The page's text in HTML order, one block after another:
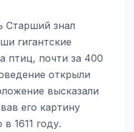
Старший знал
гигантские
птиц, почти за 400
открыли
высказали
его картину
1611 году.